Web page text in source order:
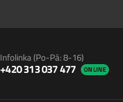
Infolinka(Po-Pá: 8-16)
+420 313 037 477 ONLINE